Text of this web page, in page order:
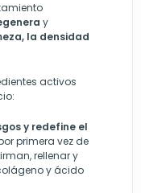
y
la densidad
activos
y redefine el
primera vez de
rellenar y
y ácido